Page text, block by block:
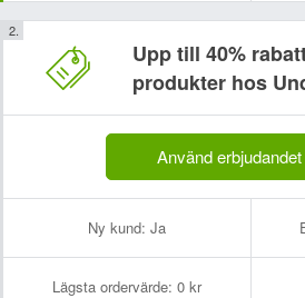
Upp till 40%
produkter hos
Använd
Ny kund: Ja
Lägsta ordervärde: 0 kr